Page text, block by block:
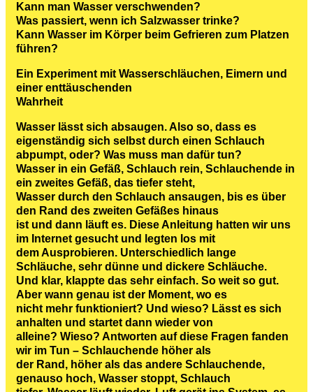
Kann man Wasser verschwenden?
Was passiert, wenn ich Salzwasser trinke?
Kann Wasser im Körper beim Gefrieren zum Platzen
führen?
Ein Experiment mit Wasserschläuchen, Eimern und
einer enttäuschenden
Wahrheit
Wasser lässt sich absaugen. Also so, dass es
eigenständig sich selbst durch einen Schlauch
abpumpt, oder? Was muss man dafür tun?
Wasser in ein Gefäß, Schlauch rein, Schlauchende in
ein zweites Gefäß, das tiefer steht,
Wasser durch den Schlauch ansaugen, bis es über
den Rand des zweiten Gefäßes hinaus
ist und dann läuft es. Diese Anleitung hatten wir uns
im Internet gesucht und legten los mit
dem Ausprobieren. Unterschiedlich lange
Schläuche, sehr dünne und dickere Schläuche.
Und klar, klappte das sehr einfach. So weit so gut.
Aber wann genau ist der Moment, wo es
nicht mehr funktioniert? Und wieso? Lässt es sich
anhalten und startet dann wieder von
alleine? Wieso? Antworten auf diese Fragen fanden
wir im Tun – Schlauchende höher als
der Rand, höher als das andere Schlauchende,
genauso hoch, Wasser stoppt, Schlauch